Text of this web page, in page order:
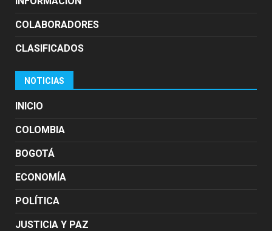
COLABORADORES
CLASIFICADOS
NOTICIAS
INICIO
COLOMBIA
BOGOTÁ
ECONOMÍA
POLÍTICA
JUSTICIA Y PAZ